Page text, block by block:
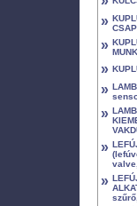
»
»
»
»
»
»
»